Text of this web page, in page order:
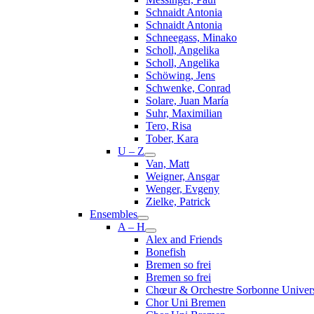
Schnaidt Antonia
Schnaidt Antonia
Schneegass, Minako
Scholl, Angelika
Scholl, Angelika
Schöwing, Jens
Schwenke, Conrad
Solare, Juan María
Suhr, Maximilian
Tero, Risa
Tober, Kara
U – Z
Van, Matt
Weigner, Ansgar
Wenger, Evgeny
Zielke, Patrick
Ensembles
A – H
Alex and Friends
Bonefish
Bremen so frei
Bremen so frei
Chœur & Orchestre Sorbonne
Chor Uni Bremen